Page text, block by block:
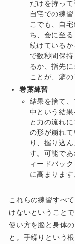
だけを持っ
自宅での練
こでも、自
ち、会に至
続けている
で数秒間保
るか、指先
ことが、癖の
巻藁練習
結果を捨て
中という結
と力の流れ
の形が崩れ
り、握り込
す。可能で
ィードバッ
に高まります
これらの練習すべ
けないということ
使い方を脳と身体
と。手繰りという